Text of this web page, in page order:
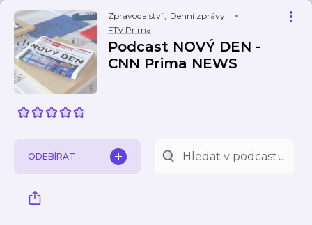
Zpravodajství, Denní zprávy
FTV Prima
Podcast NOVÝ DEN -
CNN Prima NEWS
ODEBÍRAT